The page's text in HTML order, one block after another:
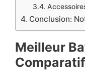
​Conclusion:
Meilleur